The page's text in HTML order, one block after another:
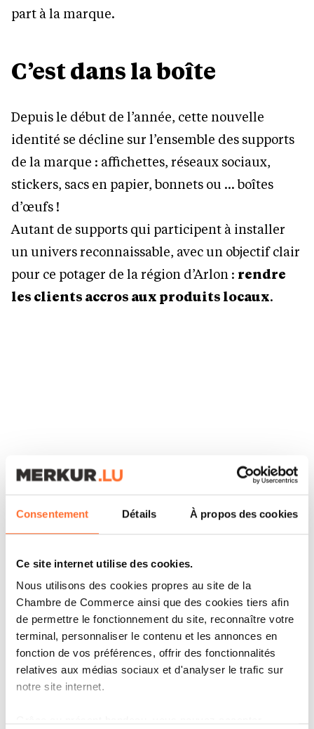
Consentement Détails À propos des cookies
Ce site internet utilise des cookies.
Nous utilisons des cookies propres au site de la
Chambre de Commerce ainsi que des cookies tiers afin
de permettre le fonctionnement du site, reconnaître votre
terminal, personnaliser le contenu et les annonces en
fonction de vos préférences, offrir des fonctionnalités
relatives aux médias sociaux et d'analyser le trafic sur
notre site internet.
part à la marque.
C’est dans la boîte
Depuis le début de l’année, cette nouvelle
identité se décline sur l’ensemble des supports
de la marque : affichettes, réseaux sociaux,
stickers, sacs en papier, bonnets ou … boîtes
d’œufs !
Autant de supports qui participent à installer
un univers reconnaissable, avec un objectif clair
pour ce potager de la région d’Arlon : rendre
les clients accros aux produits locaux.
ARTICLES ASSOCIÉS